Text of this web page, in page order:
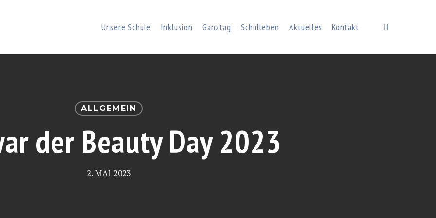
Unsere Schule Inklusion Ganztag Schulleben Aktuelles Kontakt
ALLGEMEIN
der Beauty Day 2023
2. MAI 2023